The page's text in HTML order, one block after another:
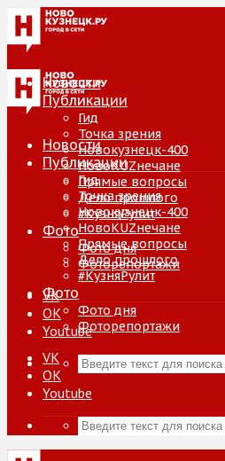
Новости
Публикации
Гид
Точка зрения
Новокузнецк-400
НовоKUZнечане
Прямые вопросы
Дело прошлого
#КузняРулит
Фото
Фото дня
Фоторепортажи
VK
ОК
Youtube
Новости
Публикации
Гид
Точка зрения
Новокузнецк-400
НовоKUZнечане
Прямые вопросы
Дело прошлого
#КузняРулит
Фото
Фото дня
Фоторепортажи
VK
ОК
Youtube